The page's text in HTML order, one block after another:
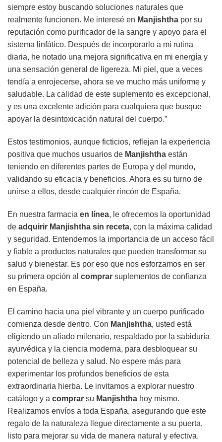
siempre estoy buscando soluciones naturales que
realmente funcionen. Me interesé en Manjishtha por su
reputación como purificador de la sangre y apoyo para el
sistema linfático. Después de incorporarlo a mi rutina
diaria, he notado una mejora significativa en mi energía y
una sensación general de ligereza. Mi piel, que a veces
tendía a enrojecerse, ahora se ve mucho más uniforme y
saludable. La calidad de este suplemento es excepcional,
y es una excelente adición para cualquiera que busque
apoyar la desintoxicación natural del cuerpo.”
Estos testimonios, aunque ficticios, reflejan la experiencia
positiva que muchos usuarios de Manjishtha están
teniendo en diferentes partes de Europa y del mundo,
validando su eficacia y beneficios. Ahora es su turno de
unirse a ellos, desde cualquier rincón de España.
En nuestra farmacia en línea, le ofrecemos la oportunidad
de adquirir Manjishtha sin receta, con la máxima calidad
y seguridad. Entendemos la importancia de un acceso fácil
y fiable a productos naturales que pueden transformar su
salud y bienestar. Es por eso que nos esforzamos en ser
su primera opción al comprar suplementos de confianza
en España.
El camino hacia una piel vibrante y un cuerpo purificado
comienza desde dentro. Con Manjishtha, usted está
eligiendo un aliado milenario, respaldado por la sabiduría
ayurvédica y la ciencia moderna, para desbloquear su
potencial de belleza y salud. No espere más para
experimentar los profundos beneficios de esta
extraordinaria hierba. Le invitamos a explorar nuestro
catálogo y a comprar su Manjishtha hoy mismo.
Realizamos envíos a toda España, asegurando que este
regalo de la naturaleza llegue directamente a su puerta,
listo para mejorar su vida de manera natural y efectiva.